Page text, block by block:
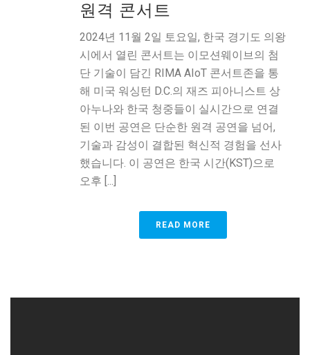
원격 콘서트
2024년 11월 2일 토요일, 한국 경기도 의왕
시에서 열린 콘서트는 이모션웨이브의 첨
단 기술이 담긴 RIMA AIoT 콘서트존을 통
해 미국 워싱턴 D.C.의 재즈 피아니스트 상
아누나와 한국 청중들이 실시간으로 연결
된 이번 공연은 단순한 원격 공연을 넘어,
기술과 감성이 결합된 혁신적 경험을 선사
했습니다. 이 공연은 한국 시간(KST)으로
오후 [...]
READ MORE